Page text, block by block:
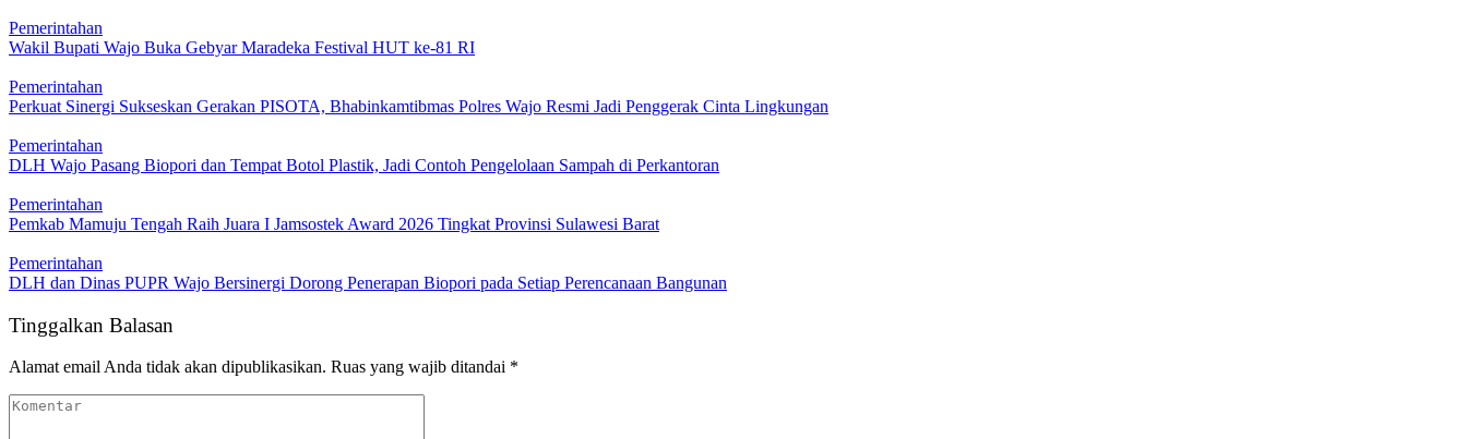
Pemerintahan
Wakil Bupati Wajo Buka Gebyar Maradeka Festival HUT ke-81 RI
Pemerintahan
Perkuat Sinergi Sukseskan Gerakan PISOTA, Bhabinkamtibmas Polres Wajo Resmi Jadi Penggerak Cinta Lingkungan
Pemerintahan
DLH Wajo Pasang Biopori dan Tempat Botol Plastik, Jadi Contoh Pengelolaan Sampah di Perkantoran
Pemerintahan
Pemkab Mamuju Tengah Raih Juara I Jamsostek Award 2026 Tingkat Provinsi Sulawesi Barat
Pemerintahan
DLH dan Dinas PUPR Wajo Bersinergi Dorong Penerapan Biopori pada Setiap Perencanaan Bangunan
Tinggalkan Balasan
Alamat email Anda tidak akan dipublikasikan. Ruas yang wajib ditandai *